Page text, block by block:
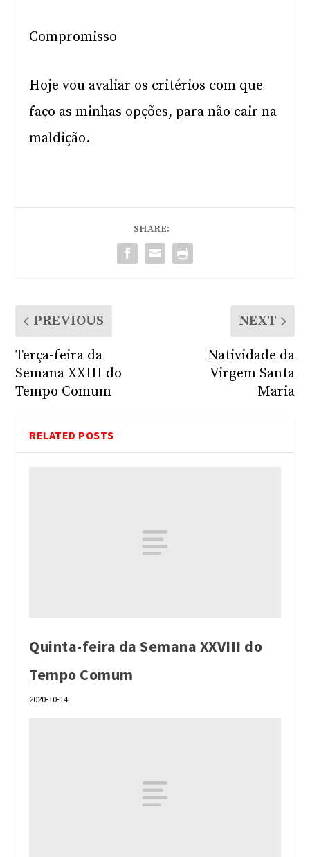
Compromisso
Hoje vou avaliar os critérios com que
faço as minhas opções, para não cair na
maldição.
SHARE:
PREVIOUS
Terça-feira da
Semana XXIII do
Tempo Comum
NEXT
Natividade da
Virgem Santa
Maria
RELATED POSTS
Quinta-feira da Semana XXVIII do
Tempo Comum
2020-10-14